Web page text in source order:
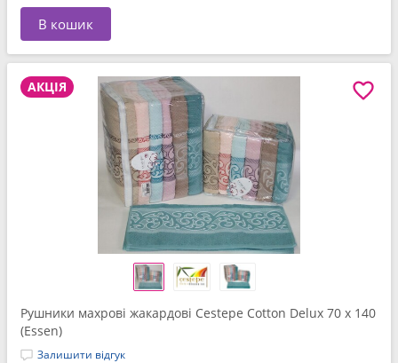
В кошик
АКЦІЯ
Рушники махрові жакардові Cestepe Cotton Delux 70 x 140
(Essen)
Залишити відгук